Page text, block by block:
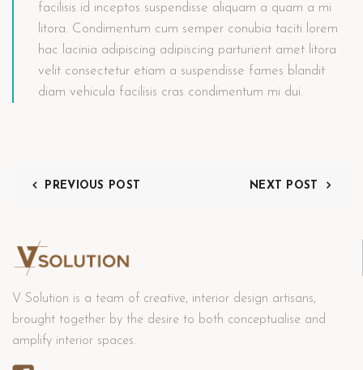
facilisis id inceptos suspendisse aliquam a quam a mi
litora. Condimentum cum semper conubia taciti lorem
hac lacinia adipiscing adipiscing parturient amet litora
velit consectetur etiam a suspendisse fames blandit
diam vehicula facilisis cras condimentum mi dui.
PREVIOUS POST NEXT POST
V Solution is a team of creative, interior design artisans,
brought together by the desire to both conceptualise and
amplify interior spaces.